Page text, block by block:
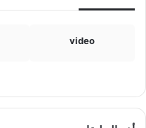
video